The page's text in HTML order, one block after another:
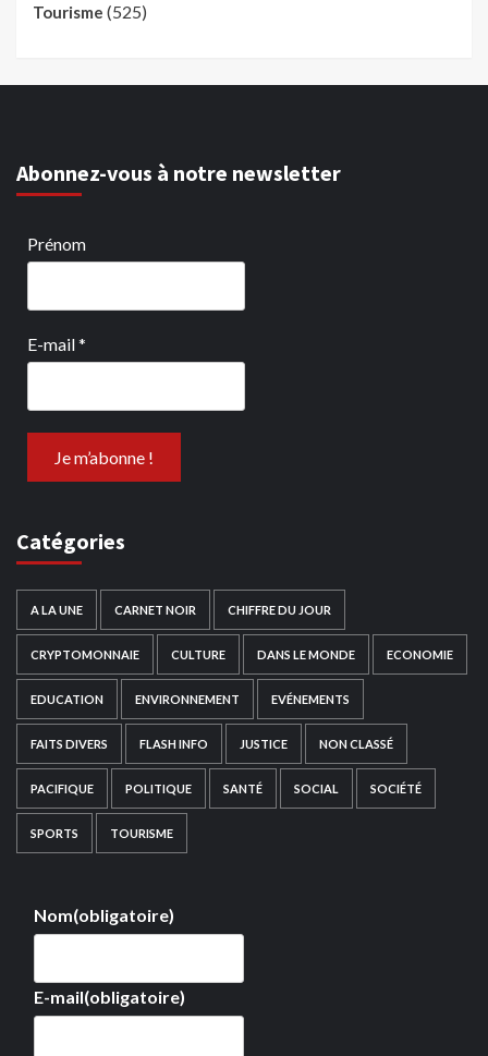
Tourisme (525)
Abonnez-vous à notre newsletter
Prénom
E-mail*
Catégories
A LA UNE CARNET NOIR CHIFFRE DU JOUR
CRYPTOMONNAIE CULTURE DANS LE MONDE ECONOMIE
EDUCATION ENVIRONNEMENT EVÉNEMENTS
FAITS DIVERS FLASH INFO JUSTICE NON CLASSÉ
PACIFIQUE POLITIQUE SANTÉ SOCIAL SOCIÉTÉ
SPORTS TOURISME
Nom(obligatoire)
E-mail(obligatoire)